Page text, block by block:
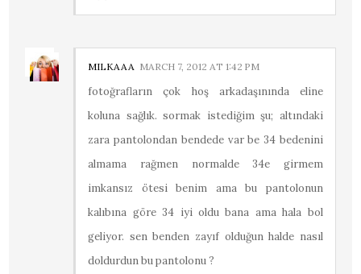
MILKAAA MARCH 7, 2012 AT 1:42 PM
fotoğrafların çok hoş arkadaşınında eline
koluna sağlık. sormak istediğim şu; altındaki
zara pantolondan bendede var be 34 bedenini
almama rağmen normalde 34e girmem
imkansız ötesi benim ama bu pantolonun
kalıbına göre 34 iyi oldu bana ama hala bol
geliyor. sen benden zayıf olduğun halde nasıl
doldurdun bu pantolonu ?